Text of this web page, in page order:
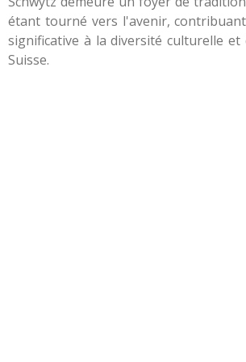
étant tourné vers l'avenir,
significative à la diversité culturelle et
Suisse.